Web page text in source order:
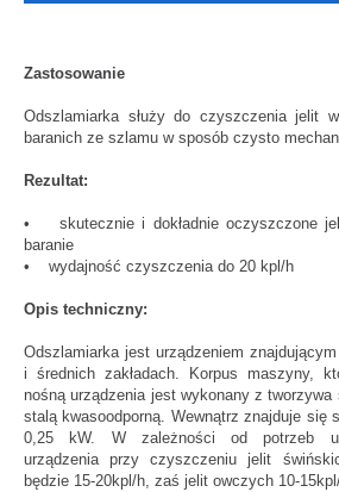
Zastosowanie
Odszlamiarka służy do czyszczenia jelit
baranich ze szlamu w sposób czysto
Rezultat:
• skutecznie i dokładnie oczyszczone
baranie
• wydajność czyszczenia do 20 kpl/h
Opis techniczny:
Odszlamiarka jest urządzeniem
i średnich zakładach. Korpus maszyny,
nośną urządzenia jest wykonany z tworzywa
stalą kwasoodporną. Wewnątrz znajduje się
0,25 kW. W zależności od potrzeb
urządzenia przy czyszczeniu jelit
będzie 15-20kpl/h, zaś jelit owczych 10-